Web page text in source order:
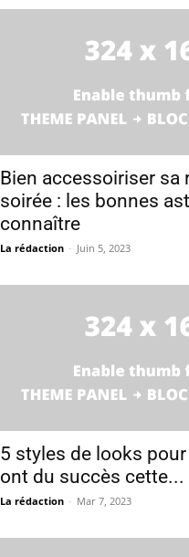
Bien accessoiriser sa
soirée : les bonnes
connaître
La rédaction - Juin 5, 2023
5 styles de looks
ont du succès cette...
La rédaction - Mar 7, 2023